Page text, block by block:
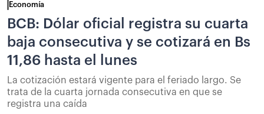
Economía
BCB: Dólar oficial registra su cuarta
baja consecutiva y se cotizará en Bs
11,86 hasta el lunes
La cotización estará vigente para el feriado largo. Se
trata de la cuarta jornada consecutiva en que se
registra una caída